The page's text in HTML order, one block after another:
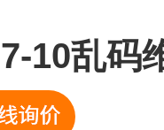
10乱码